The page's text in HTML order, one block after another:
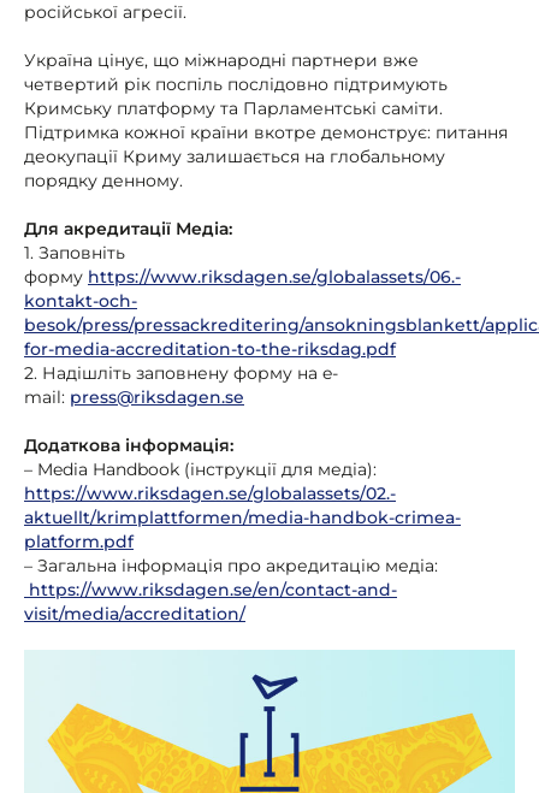
російської агресії.
Україна цінує, що міжнародні партнери вже
четвертий рік поспіль послідовно підтримують
Кримську платформу та Парламентські саміти.
Підтримка кожної країни вкотре демонструє: питання
деокупації Криму залишається на глобальному
порядку денному.
Для акредитації Медіа:
1. Заповніть
форму https://www.riksdagen.se/globalassets/06.-
kontakt-och-
besok/press/pressackreditering/ansokningsblankett/
for-media-accreditation-to-the-riksdag.pdf
2. Надішліть заповнену форму на e-
mail: press@riksdagen.se
Додаткова інформація:
– Media Handbook (інструкції для медіа):
https://www.riksdagen.se/globalassets/02.-
aktuellt/krimplattformen/media-handbok-crimea-
platform.pdf
– Загальна інформація про акредитацію медіа:
https://www.riksdagen.se/en/contact-and-
visit/media/accreditation/